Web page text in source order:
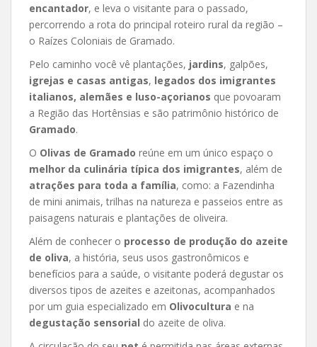
encantador, e leva o visitante para o passado,
percorrendo a rota do principal roteiro rural da região –
o Raízes Coloniais de Gramado.
Pelo caminho você vê plantações, jardins, galpões,
igrejas e casas antigas, legados dos imigrantes
italianos, alemães e luso-açorianos que povoaram
a Região das Hortênsias e são patrimônio histórico de
Gramado.
O Olivas de Gramado reúne em um único espaço o
melhor da culinária típica dos imigrantes, além de
atrações para toda a família, como: a Fazendinha
de mini animais, trilhas na natureza e passeios entre as
paisagens naturais e plantações de oliveira.
Além de conhecer o processo de produção do azeite
de oliva, a história, seus usos gastronômicos e
benefícios para a saúde, o visitante poderá degustar os
diversos tipos de azeites e azeitonas, acompanhados
por um guia especializado em Olivocultura e na
degustação sensorial do azeite de oliva.